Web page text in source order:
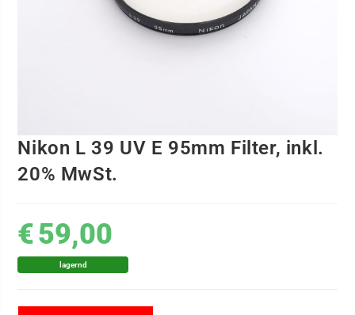
Nikon L 39 UV E 95mm Filter, inkl.
20% MwSt.
€59,00
lagernd